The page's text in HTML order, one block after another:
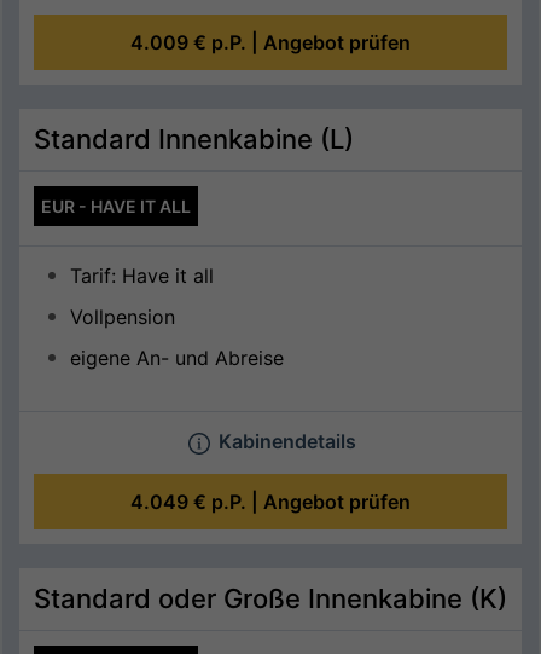
4.009 € p.P. | Angebot prüfen
Standard Innenkabine (L)
EUR - HAVE IT ALL
Tarif: Have it all
Vollpension
eigene An- und Abreise
Kabinendetails
4.049 € p.P. | Angebot prüfen
Standard oder Große Innenkabine (K)